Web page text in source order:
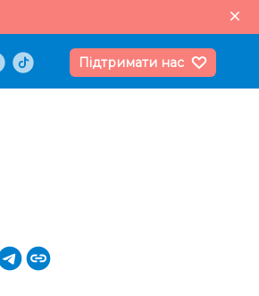
Підтримати нас